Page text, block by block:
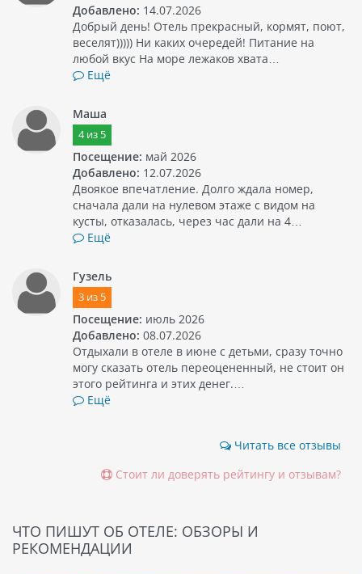
Добавлено: 14.07.2026
Добрый день! Отель прекрасный, кормят, поют,
веселят))))) Ни каких очередей! Питание на
любой вкус На море лежаков хвата…
Ещё
Маша
4из 5
Посещение: май 2026
Добавлено: 12.07.2026
Двоякое впечатление. Долго ждала номер,
сначала дали на нулевом этаже с видом на
кусты, отказалась, через час дали на 4…
Ещё
Гузель
3из 5
Посещение: июль 2026
Добавлено: 08.07.2026
Отдыхали в отеле в июне с детьми, сразу точно
могу сказать отель переоцененный, не стоит он
этого рейтинга и этих денег.…
Ещё
Читать все отзывы
Стоит ли доверять рейтингу и отзывам?
ЧТО ПИШУТ ОБ ОТЕЛЕ: ОБЗОРЫ И
РЕКОМЕНДАЦИИ